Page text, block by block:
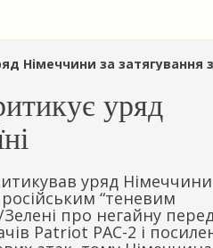
за затягування з допомогою
уряд
уряд
“теневим
про негайну
Patriot PAC-2 і